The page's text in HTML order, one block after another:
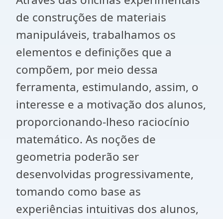
de construções de materiais
manipuláveis, trabalhamos os
elementos e definições que a
compõem, por meio dessa
ferramenta, estimulando, assim, o
interesse e a motivação dos alunos,
proporcionando-lheso raciocínio
matemático. As noções de
geometria poderão ser
desenvolvidas progressivamente,
tomando como base as
experiências intuitivas dos alunos,